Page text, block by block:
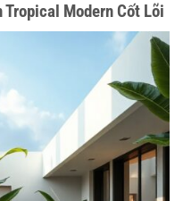
Modern Cốt Lõi